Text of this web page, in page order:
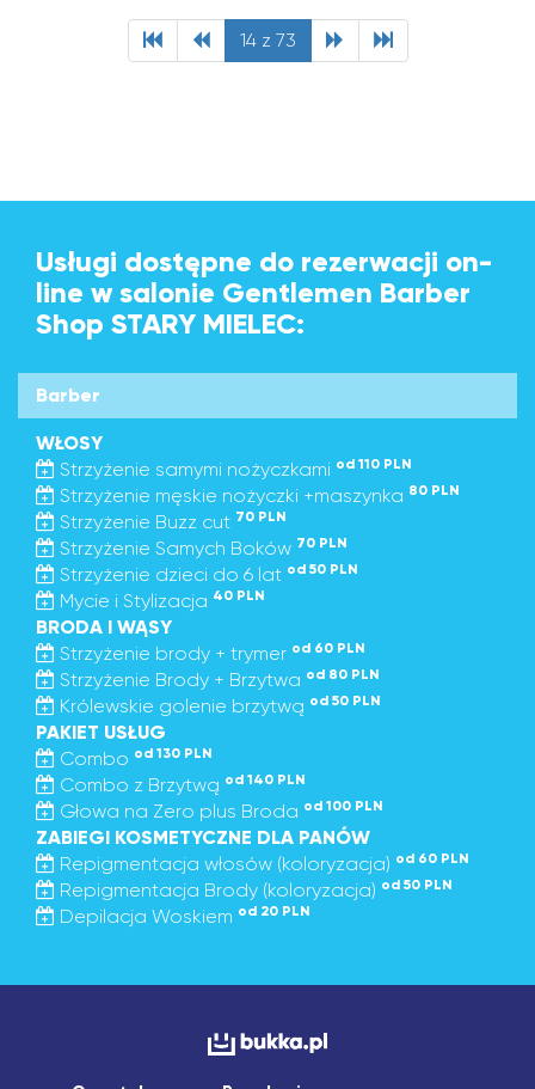
14 z 73
Usługi dostępne do rezerwacji on-
line w salonie Gentlemen Barber
Shop STARY MIELEC:
Barber
WŁOSY
Strzyżenie samymi nożyczkami od 110 PLN
Strzyżenie męskie nożyczki +maszynka 80 PLN
Strzyżenie Buzz cut 70 PLN
Strzyżenie Samych Boków 70 PLN
Strzyżenie dzieci do 6 lat od 50 PLN
Mycie i Stylizacja 40 PLN
BRODA I WĄSY
Strzyżenie brody + trymer od 60 PLN
Strzyżenie Brody + Brzytwa od 80 PLN
Królewskie golenie brzytwą od 50 PLN
PAKIET USŁUG
Combo od 130 PLN
Combo z Brzytwą od 140 PLN
Głowa na Zero plus Broda od 100 PLN
ZABIEGI KOSMETYCZNE DLA PANÓW
Repigmentacja włosów (koloryzacja) od 60 PLN
Repigmentacja Brody (koloryzacja) od 50 PLN
Depilacja Woskiem od 20 PLN